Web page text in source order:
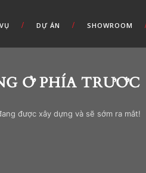
DỰ ÁN SHOWROOM
Ở PHÍA TRƯỚC
được xây dựng và sẽ sớm ra mắt!